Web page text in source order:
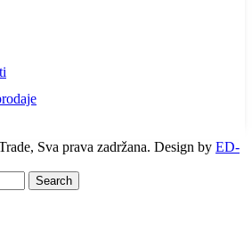
Sva prava zadržana. Design by ED-
Search